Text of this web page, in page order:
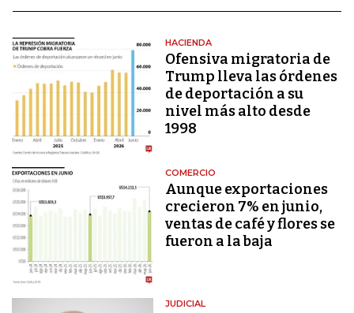
HACIENDA
Ofensiva migratoria de
Trump lleva las órdenes
de deportación a su
nivel más alto desde
1998
COMERCIO
Aunque exportaciones
crecieron 7% en junio,
ventas de café y flores se
fueron a la baja
JUDICIAL